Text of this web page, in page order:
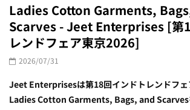
Ladies Cotton Garments,
Scarves - Jeet Enterprises [第
レンドフェア東京2026]
2026/07/31
Jeet Enterprisesは第18回インドトレンドフェ
Ladies Cotton Garments, Bags, and